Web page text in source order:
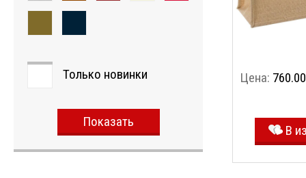
Только новинки
Показать
Цена:
В